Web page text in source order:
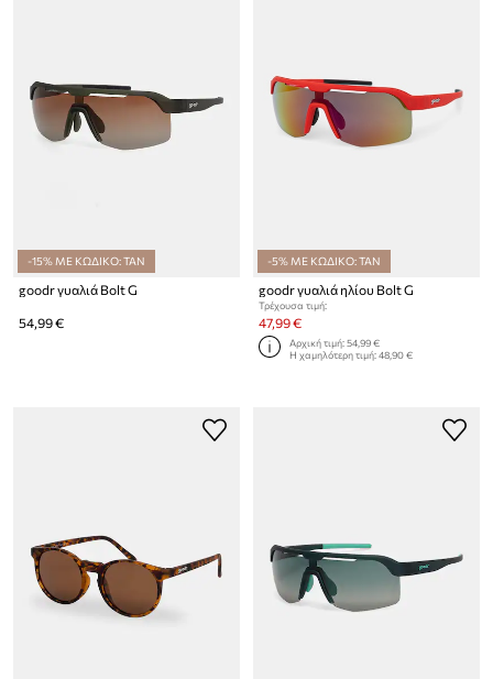
-15% ΜΕ ΚΩΔΙΚΟ: TAN
goodr γυαλιά Bolt G
54,99 €
-5% ΜΕ ΚΩΔΙΚΟ: TAN
goodr γυαλιά ηλίου Bolt G
Τρέχουσα τιμή:
47,99 €
Αρχική τιμή:54,99 €
Η χαμηλότερη τιμή:48,90 €